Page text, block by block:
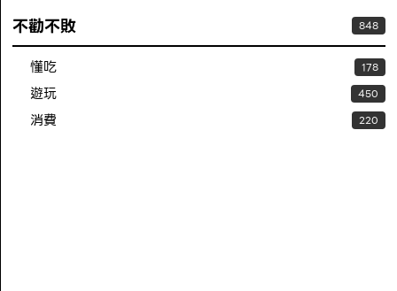
不勸不敗 848
懂吃 178
遊玩 450
消費 220